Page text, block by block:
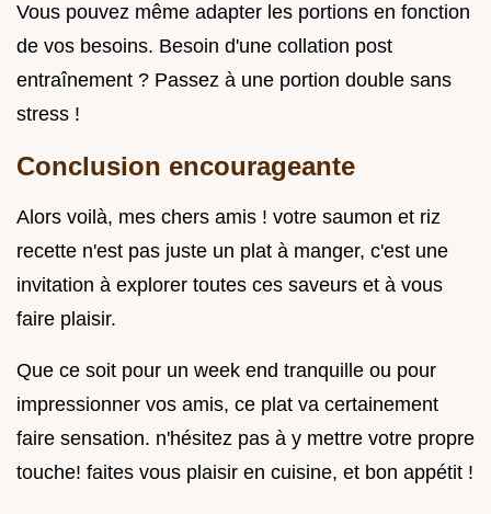
Vous pouvez même adapter les portions en fonction
de vos besoins. Besoin d'une collation post
entraînement ? Passez à une portion double sans
stress !
Conclusion encourageante
Alors voilà, mes chers amis ! votre saumon et riz
recette n'est pas juste un plat à manger, c'est une
invitation à explorer toutes ces saveurs et à vous
faire plaisir.
Que ce soit pour un week end tranquille ou pour
impressionner vos amis, ce plat va certainement
faire sensation. n'hésitez pas à y mettre votre propre
touche! faites vous plaisir en cuisine, et bon appétit !